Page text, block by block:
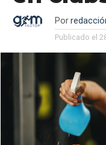
Por
Publicado el